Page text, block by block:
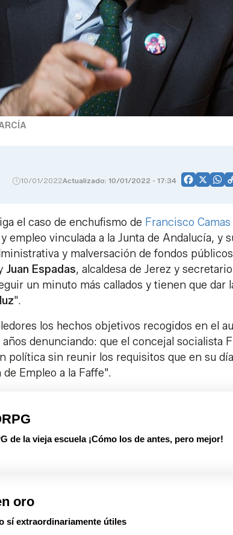
10/01/2022Actualizado: 10/01/2022 - 17:34 Facebook
X
el caso de enchufismo de Francisco Camas
empleo vinculada a la Junta de Andalucía, y
y malversación de fondos
Juan Espadas, alcaldesa de Jerez y
un minuto más callados y tienen que dar
".
los hechos objetivos recogidos en el
denunciando: que el concejal socialista
política sin reunir los requisitos que en su
Empleo a la Faffe".
de la vieja escuela ¡Cómo los de antes, pero mejor!
oro
sí extraordinariamente útiles